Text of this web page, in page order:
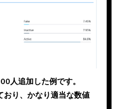
人追加した例です。
り、かなり適当な数値